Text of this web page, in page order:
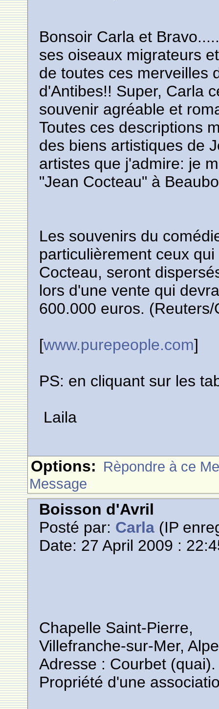
Bonsoir Carla et
ses oiseaux migrateurs
de toutes ces merveilles
d'Antibes!! Super, Carla
souvenir agréable et
Toutes ces descriptions
des biens artistiques de
artistes que j'admire: je
"Jean Cocteau" à
Les souvenirs du
particulièrement ceux
Cocteau, seront
lors d'une vente qui
600.000 euros.
[www.purepeople.com]
PS: en cliquant sur les
Laila
Options: Rèpondre à ce
Message
Boisson d'Avril
Posté par: Carla (IP
Date: 27 April 2009 :
Chapelle Saint-Pierre,
Villefranche-sur-Mer,
Adresse : Courbet (quai).
Propriété d'une